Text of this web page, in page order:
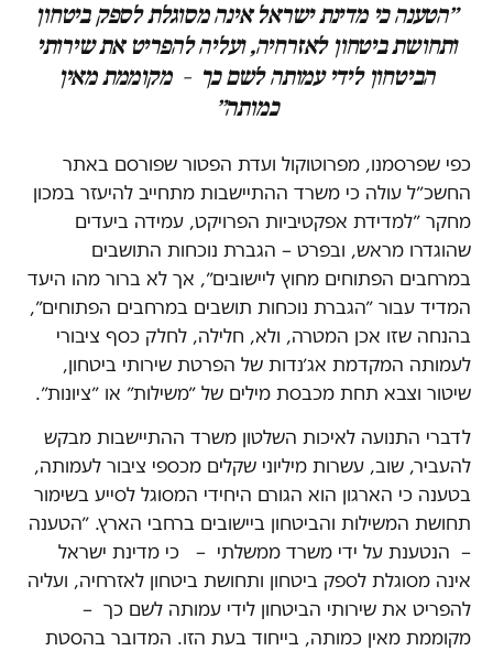
״הטענה כי מדינת ישראל אינה מסוגלת לספק ביטחון
ותחושת ביטחון לאזרחיה, ועליה להפריט את שירותי
הביטחון לידי עמותה לשם כך – מקוממת מאין
כמותה״
כפי שפרסמנו, מפרוטוקול ועדת הפטור שפורסם באתר
החשכ״ל עולה כי משרד ההתיישבות מתחייב להיעזר במכון
מחקר ״למדידת אפקטיביות הפרויקט, עמידה ביעדים
שהוגדרו מראש, ובפרט – הגברת נוכחות התושבים
במרחבים הפתוחים מחוץ ליישובים״, אך לא ברור מהו היעד
המדיד עבור ״הגברת נוכחות תושבים במרחבים הפתוחים״,
בהנחה שזו אכן המטרה, ולא, חלילה, לחלק כסף ציבורי
לעמותה המקדמת אג׳נדות של הפרטת שירותי ביטחון,
שיטור וצבא תחת מכבסת מילים של ״משילות״ או ״ציונות״.
לדברי התנועה לאיכות השלטון משרד ההתיישבות מבקש
להעביר, שוב, עשרות מיליוני שקלים מכספי ציבור לעמותה,
בטענה כי הארגון הוא הגורם היחידי המסוגל לסייע בשימור
תחושת המשילות והביטחון ביישובים ברחבי הארץ. ״הטענה
– הנטענת על ידי משרד ממשלתי – כי מדינת ישראל
אינה מסוגלת לספק ביטחון ותחושת ביטחון לאזרחיה, ועליה
להפריט את שירותי הביטחון לידי עמותה לשם כך –
מקוממת מאין כמותה, בייחוד בעת הזו. המדובר בהסטת